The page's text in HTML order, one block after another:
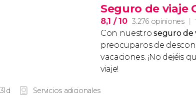
Seguro de viaje
8,1 / 10 3.276 opiniones
Con nuestroseguro de
preocuparos de
vacaciones. ¡No dejéis
viaje!
Servicios adicionales